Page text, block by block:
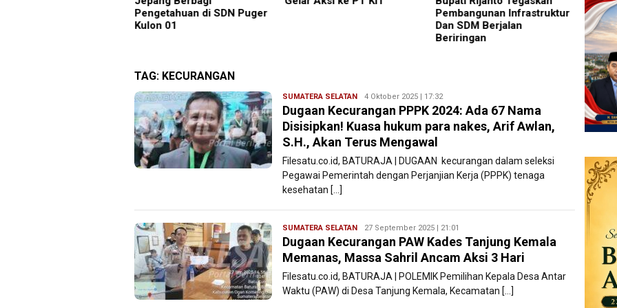
TAG: KECURANGAN
SUMATERA SELATAN
Ryan
Karawang
4 Oktober 2025 | 17:32
Dugaan Kecurangan PPPK 2024: Ada 67 Nama
Disisipkan! Kuasa hukum para nakes, Arif Awlan,
S.H., Akan Terus Mengawal
Filesatu.co.id, BATURAJA | DUGAAN kecurangan dalam seleksi
Pegawai Pemerintah dengan Perjanjian Kerja (PPPK) tenaga
kesehatan […]
SUMATERA SELATAN
Ryan
Karawang
27 September 2025 | 21:01
Dugaan Kecurangan PAW Kades Tanjung Kemala
Memanas, Massa Sahril Ancam Aksi 3 Hari
Filesatu.co.id, BATURAJA | POLEMIK Pemilihan Kepala Desa Antar
Waktu (PAW) di Desa Tanjung Kemala, Kecamatan […]